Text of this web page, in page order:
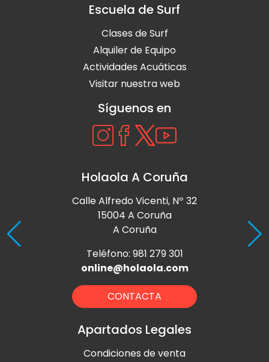
Escuela de Surf
Clases de Surf
Alquiler de Equipo
Actividades Acuáticas
Visitar nuestra web
Síguenos en
Holaola A Coruña
Calle Alfredo Vicenti, Nº 32
15004 A Coruña
A Coruña
Teléfono: 981 279 301
online@holaola.com
CONTACTA
Apartados Legales
Condiciones de venta